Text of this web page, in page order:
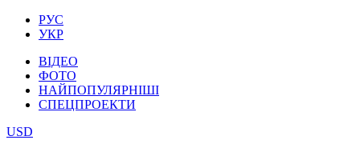
РУС
УКР
ВІДЕО
ФОТО
НАЙПОПУЛЯРНІШІ
СПЕЦПРОЕКТИ
USD